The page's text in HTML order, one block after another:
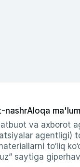
nashrAloqa
va axborot
agentligi)
to‘liq
saytiga